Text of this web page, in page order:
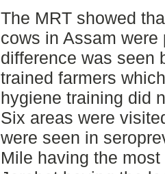
The MRT showed
cows in Assam
difference was seen
trained farmers
hygiene training did
Six areas were
were seen in
Mile having the